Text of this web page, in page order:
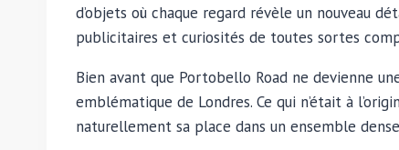
d’objets où chaque regard révèle un nouveau
publicitaires et curiosités de toutes sortes
Bien avant que Portobello Road ne devienne
emblématique de Londres. Ce qui n’était à
naturellement sa place dans un ensemble